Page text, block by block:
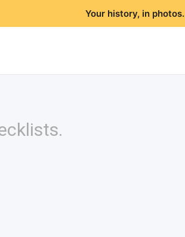
Your history, in photos.